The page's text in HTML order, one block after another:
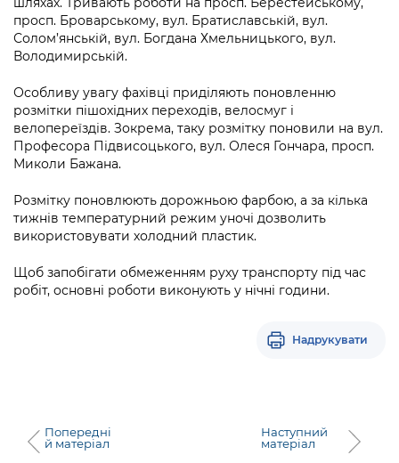
Підприємства, установи, організації
Kyiv International Relations
Гендерна політика
Безбар'єрність
Київська міська військова адміністрація
Портал Захисників та Захисниць
Безбар'єрність
Портал послуг
Міський застосунок Київ Цифровий
Уряд» – місцевий рівень»
Важливе під час воєнного стану
Про відкриті дані
Портал даних Києва
Публічні дашборди
просп. Броварському, вул. Братиславській, вул.
Солом’янській, вул. Богдана Хмельницького, вул.
Володимирській.
Особливу увагу фахівці приділяють поновленню
розмітки пішохідних переходів, велосмуг і
велопереїздів. Зокрема, таку розмітку поновили на вул.
Професора Підвисоцького, вул. Олеся Гончара, просп.
Миколи Бажана.
Розмітку поновлюють дорожньою фарбою, а за кілька
тижнів температурний режим уночі дозволить
використовувати холодний пластик.
Щоб запобігати обмеженням руху транспорту під час
робіт, основні роботи виконують у нічні години.
Надрукувати
Попередні
й матеріал
Наступний
матеріал